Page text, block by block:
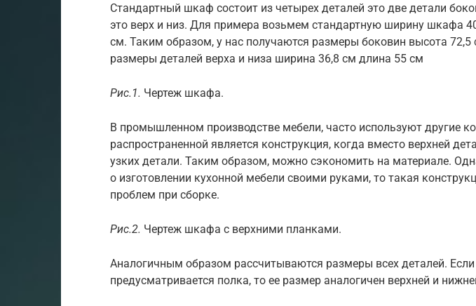
Стандартный шкаф состоит из четырех деталей это две детали
это верх и низ. Для примера возьмем стандартную ширину шкафа
см. Таким образом, у нас получаются размеры боковин высота
размеры деталей верха и низа ширина 36,8 см длина 55 см
Рис.1. Чертеж шкафа.
В промышленном производстве мебели, часто используют другие
распространенной является конструкция, когда вместо верхней
узких детали. Таким образом, можно сэкономить на материале.
о изготовлении кухонной мебели своими руками, то такая
проблем при сборке.
Рис.2. Чертеж шкафа с верхними планками.
Аналогичным образом рассчитываются размеры всех деталей.
предусматривается полка, то ее размер аналогичен верхней и